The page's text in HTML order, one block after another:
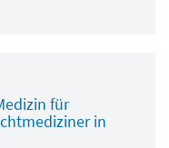
für
in